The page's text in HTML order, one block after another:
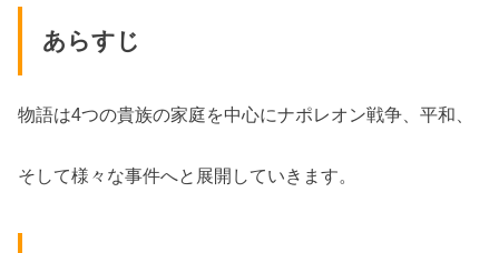
あらすじ
物語は4つの貴族の家庭を中心にナポレオン戦争、平和、
そして様々な事件へと展開していきます。